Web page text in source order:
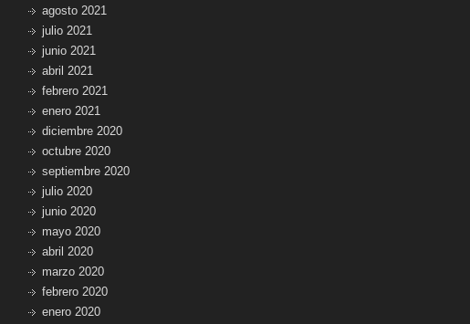
agosto 2021
julio 2021
junio 2021
abril 2021
febrero 2021
enero 2021
diciembre 2020
octubre 2020
septiembre 2020
julio 2020
junio 2020
mayo 2020
abril 2020
marzo 2020
febrero 2020
enero 2020